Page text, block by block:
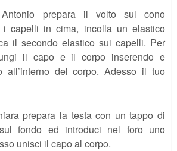
prepara il volto sul cono
i capelli in cima, incolla un elastico
il secondo elastico sui capelli. Per
il capo e il corpo inserendo e
all’interno del corpo. Adesso il tuo
prepara la testa con un tappo di
fondo ed introduci nel foro uno
unisci il capo al corpo.